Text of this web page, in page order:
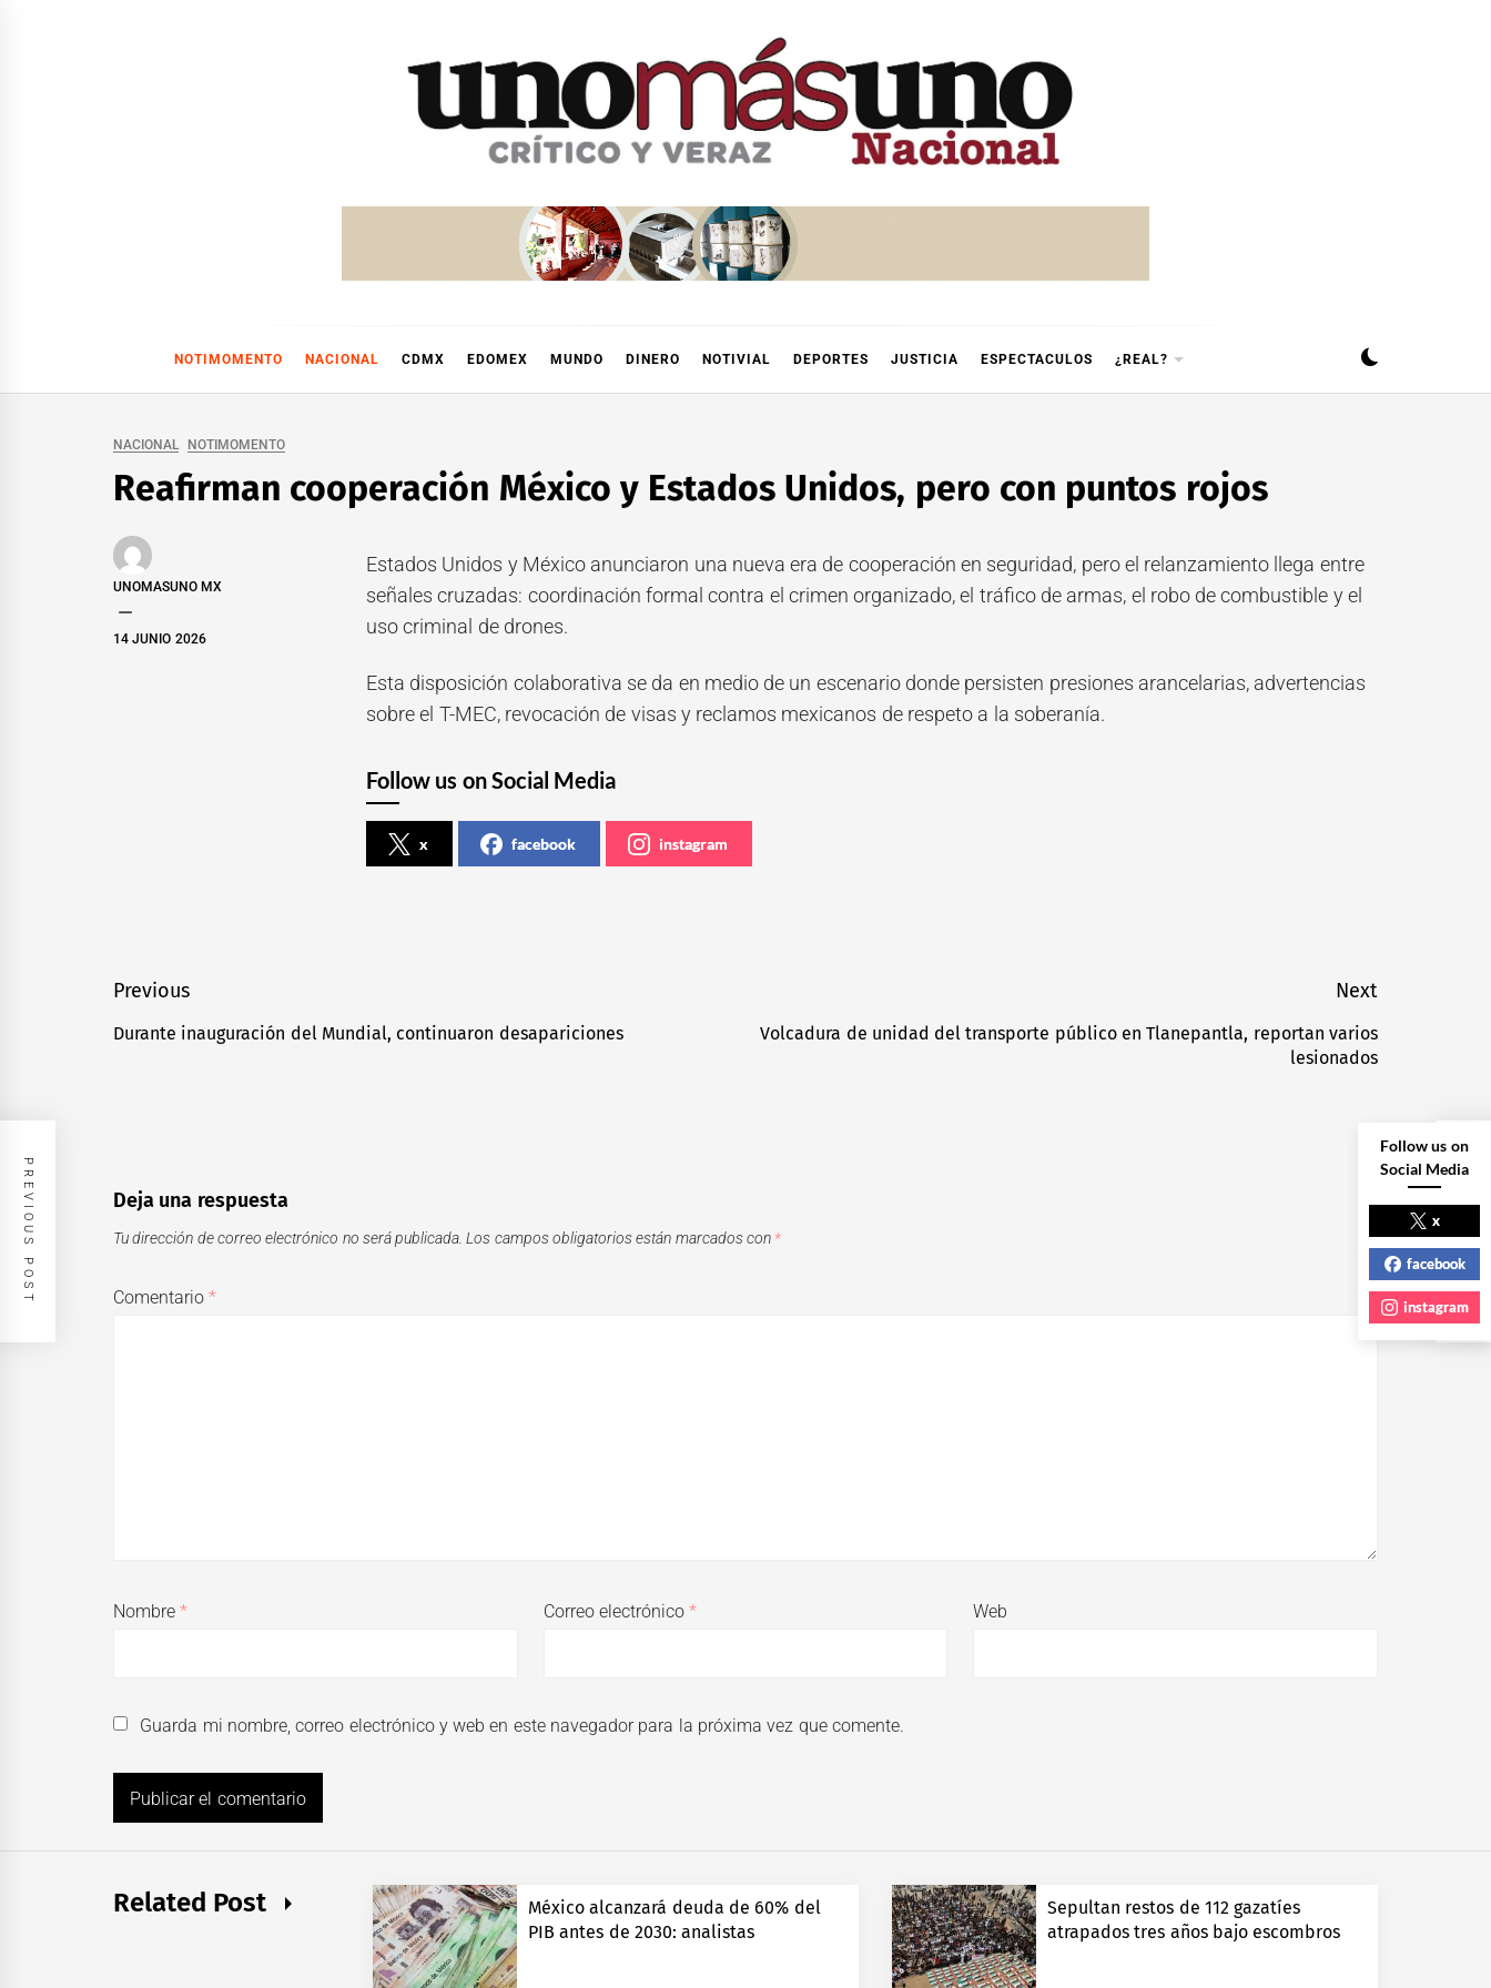
NOTIMOMENTO NACIONAL CDMX EDOMEX MUNDO DINERO NOTIVIAL DEPORTES JUSTICIA ESPECTACULOS ¿REAL?
NACIONAL NOTIMOMENTO
Reafirman cooperación México y Estados Unidos, pero con puntos rojos
UNOMASUNO MX
14 JUNIO 2026
Estados Unidos y México anunciaron una nueva era de cooperación en seguridad, pero el relanzamiento llega entre
señales cruzadas: coordinación formal contra el crimen organizado, el tráfico de armas, el robo de combustible y el
uso criminal de drones.
Esta disposición colaborativa se da en medio de un escenario donde persisten presiones arancelarias, advertencias
sobre el T-MEC, revocación de visas y reclamos mexicanos de respeto a la soberanía.
Follow us on Social Media
x facebook instagram
Navegación
de
Previous
Previous
Durante inauguración del Mundial, continuaron desapariciones
Next
Next
post:
Volcadura de unidad del transporte público en Tlanepantla, reportan varios
lesionados
PREVIOUS POST NEXT POST
Deja una respuesta
Tu dirección de correo electrónico no será publicada. Los campos obligatorios están marcados con *
Comentario*
Nombre* Correo electrónico* Web
Guarda mi nombre, correo electrónico y web en este navegador para la próxima vez que comente.
Related Post
México alcanzará deuda de 60% del
PIB antes de 2030: analistas
Sepultan restos de 112 gazatíes
atrapados tres años bajo escombros
Follow us on
Social Media
x
facebook
instagram